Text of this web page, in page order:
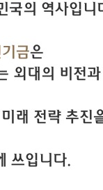
국의 역사입니
금은
외대의 비전과
래 전략 추진
쓰입니다.